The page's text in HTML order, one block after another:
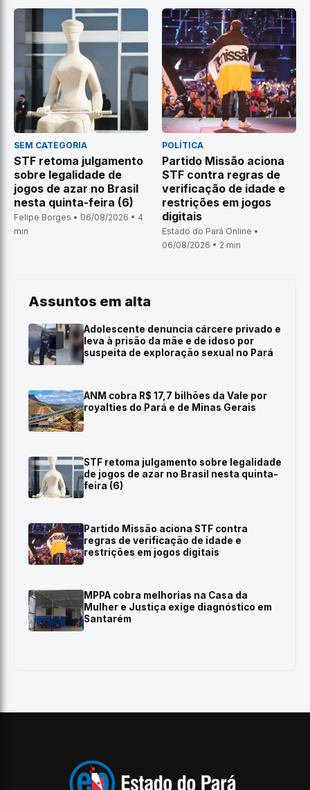
SEM CATEGORIA
STF retoma julgamento
sobre legalidade de
jogos de azar no Brasil
nesta quinta-feira (6)
Felipe Borges • 06/08/2026 • 4
min
POLÍTICA
Partido Missão aciona
STF contra regras de
verificação de idade e
restrições em jogos
digitais
Estado do Pará Online •
06/08/2026 • 2 min
Assuntos em alta
Adolescente denuncia cárcere privado e
leva à prisão da mãe e de idoso por
suspeita de exploração sexual no Pará
ANM cobra R$ 17,7 bilhões da Vale por
royalties do Pará e de Minas Gerais
STF retoma julgamento sobre legalidade
de jogos de azar no Brasil nesta quinta-
feira (6)
Partido Missão aciona STF contra
regras de verificação de idade e
restrições em jogos digitais
MPPA cobra melhorias na Casa da
Mulher e Justiça exige diagnóstico em
Santarém